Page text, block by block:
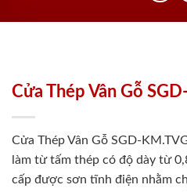
Cửa Thép Vân Gỗ
Cửa Thép Vân Gỗ SGD-
làm từ tấm thép có độ dày từ
cấp được sơn tĩnh điện nhằm